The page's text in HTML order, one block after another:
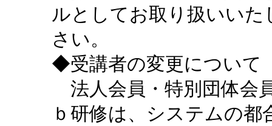
ルとしてお取り扱いい
さい。
◆受講者の変更について
法人会員・特別団体会
ｂ研修は、システムの